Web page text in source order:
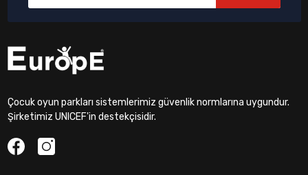
Çocuk oyun parkları sistemlerimiz güvenlik normlarına uygundur.
Şirketimiz UNICEF'in destekçisidir.